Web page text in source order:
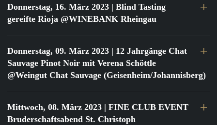
Donnerstag, 16. März 2023 | Blind Tasting
gereifte Rioja @WINEBANK Rheingau
Donnerstag, 09. März 2023 | 12 Jahrgänge Chat
Sauvage Pinot Noir mit Verena Schöttle
@Weingut Chat Sauvage (Geisenheim/Johannisberg)
Mittwoch, 08. März 2023 | FINE CLUB EVENT
Bruderschaftsabend St. Christoph